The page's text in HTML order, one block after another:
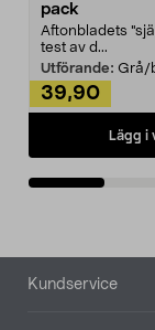
pack
Aftonbladets
test av d...
Utförande: Grå/
39,90
Lägg i
Sidfot
Kundservice